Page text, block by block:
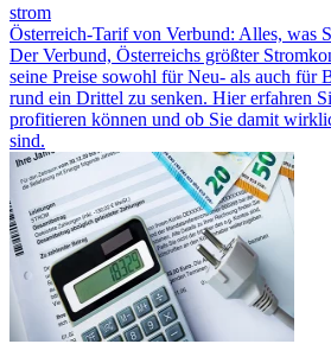
strom
Österreich-Tarif von Verbund: Alles, was
Der Verbund, Österreichs größter
seine Preise sowohl für Neu- als auch für
rund ein Drittel zu senken. Hier erfahren
profitieren können und ob Sie damit
sind.